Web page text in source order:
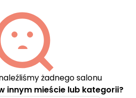
żadnego salonu
innym mieście lub kategorii?